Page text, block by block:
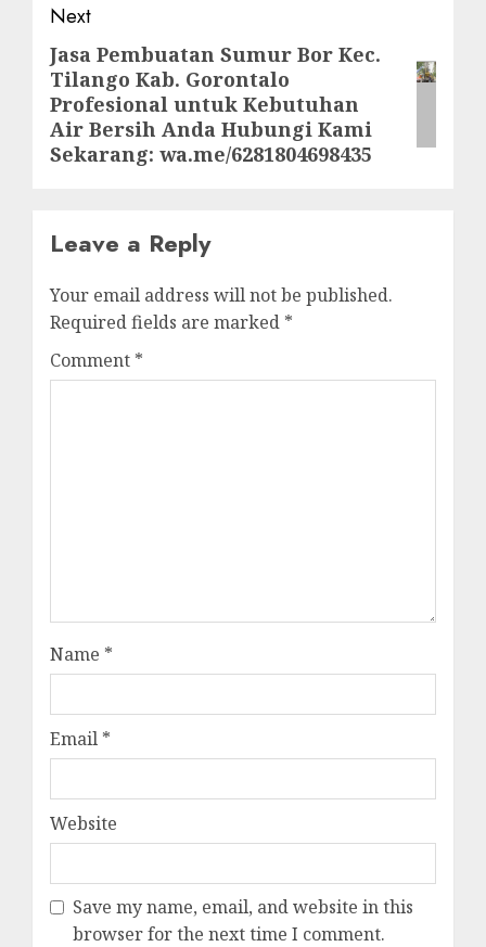
Next
Next
post:
Jasa Pembuatan Sumur Bor Kec.
Tilango Kab. Gorontalo
Profesional untuk Kebutuhan
Air Bersih Anda Hubungi Kami
Sekarang: wa.me/6281804698435
Leave a Reply
Your email address will not be published.
Required fields are marked *
Comment *
Name *
Email *
Website
Save my name, email, and website in this
browser for the next time I comment.